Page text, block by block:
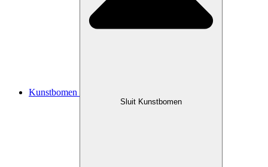
Kunstbomen
Sluit Kunstbomen